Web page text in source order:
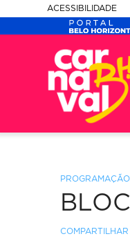
ACESSIBILIDADE
PROGRAMAÇÃO
COMPARTILHAR